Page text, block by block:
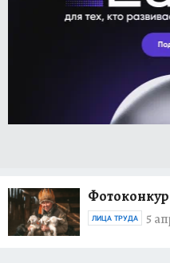
5
ЛИЦА ТРУДА